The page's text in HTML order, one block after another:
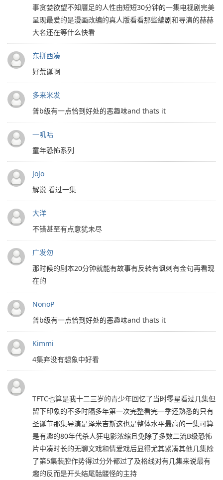
事贪婪欲望不知餍足的人性由短短30分钟的一集电视剧完美
呈现最爱的是漫画改编的真人版看看那些编剧和导演的赫赫
大名还在等什么快看
东拼西凑
好荒诞啊
多来米发
普b级有一点恰到好处的恶趣味and thats it
一叽咕
童年恐怖系列
JoJo
解说 看过一集
大洋
不错甚至有点意犹未尽
广发勿
那时候的剧本20分钟就能有故事有反转有讽刺有金句再看现
在的
NonoP
普b级有一点恰到好处的恶趣味and thats it
Kimmi
4集弃没有想象中好看
TFTC也算是我十二三岁的青少年回忆了当时零星看过几集但
留下印象的不多时隔多年第一次完整看完一季还熟悉的只有
圣诞节那集导演是泽米吉斯这也是整体水平最高的一集可算
是有趣的80年代杀人狂电影浓缩且免除了多数二流B级恐怖
片中凑时长的无聊文戏和情爱戏后显得尤其紧凑其他几集除
了第5集装腔作势得过分外都过了及格线对有几集来说最有
趣的反而是开头结尾骷髅怪的主持